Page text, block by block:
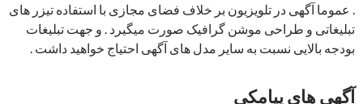
. عموما آگهی در تلویزیون بر خلاف فضای مجازی با استفاده تیزر های
تبلیغاتی و طراحی موشن گرافیک صورت میگیرد . و جهت تبلیغات
بودجه بالایی نسبت به سایر مدل های آگهی احتیاج خواهید داشت .
آگهی های پیامکی